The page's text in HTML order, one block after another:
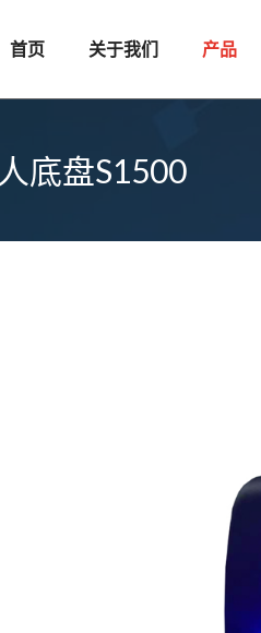
首页 关于我们 产品
底盘S1500